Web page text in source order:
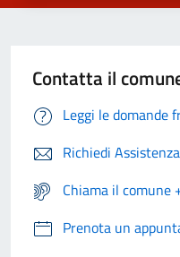
Contatta il
Leggi le domande
Richiedi Assistenza
Chiama il comune
Prenota un